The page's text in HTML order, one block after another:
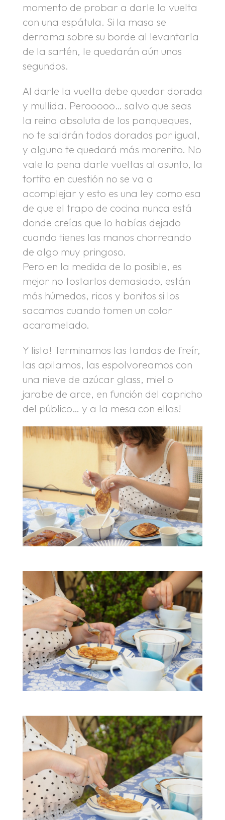
momento de probar a darle la vuelta
con una espátula. Si la masa se
derrama sobre su borde al levantarla
de la sartén, le quedarán aún unos
segundos.
Al darle la vuelta debe quedar dorada
y mullida. Perooooo… salvo que seas
la reina absoluta de los panqueques,
no te saldrán todos dorados por igual,
y alguno te quedará más morenito. No
vale la pena darle vueltas al asunto, la
tortita en cuestión no se va a
acomplejar y esto es una ley como esa
de que el trapo de cocina nunca está
donde creías que lo habías dejado
cuando tienes las manos chorreando
de algo muy pringoso.
Pero en la medida de lo posible, es
mejor no tostarlos demasiado, están
más húmedos, ricos y bonitos si los
sacamos cuando tomen un color
acaramelado.
Y listo! Terminamos las tandas de freír,
las apilamos, las espolvoreamos con
una nieve de azúcar glass, miel o
jarabe de arce, en función del capricho
del público… y a la mesa con ellas!